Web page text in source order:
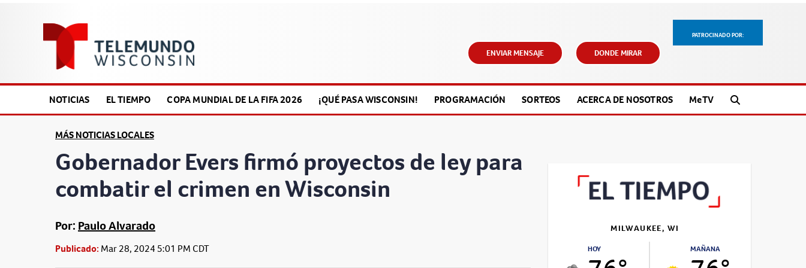
PATROCINADO POR:
ENVIAR MENSAJE DONDE MIRAR
NOTICIAS EL TIEMPO COPA MUNDIAL DE LA FIFA 2026 ¡QUÉ PASA WISCONSIN! PROGRAMACIÓN SORTEOS ACERCA DE NOSOTROS MeTV
MÁS NOTICIAS LOCALES
Gobernador Evers firmó proyectos de ley para
combatir el crimen en Wisconsin
Por: Paulo Alvarado
Publicado: Mar 28, 2024 5:01 PM CDT
MILWAUKEE, WI
HOY MAÑANA